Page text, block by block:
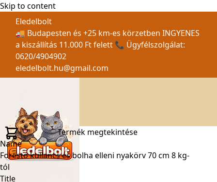
Skip to content
Eledelbolt
🚚 Budapesten és +25 km-es körzetben INGYENES
a kiszállítás 11.000 Ft felett 📞 Ügyfélszolgálat:
0620/4904902
eledelbolt.hu@gmail.com
Termék megtekintése
Name
Foresto kullancs és bolha elleni nyakörv 70 cm 8 kg-
tól
Title